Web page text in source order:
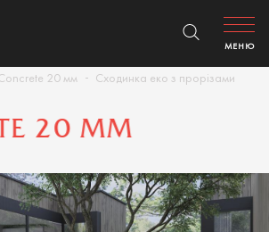
20 мм Сходинка еко з прорізами
МЕНЮ
20 ММ